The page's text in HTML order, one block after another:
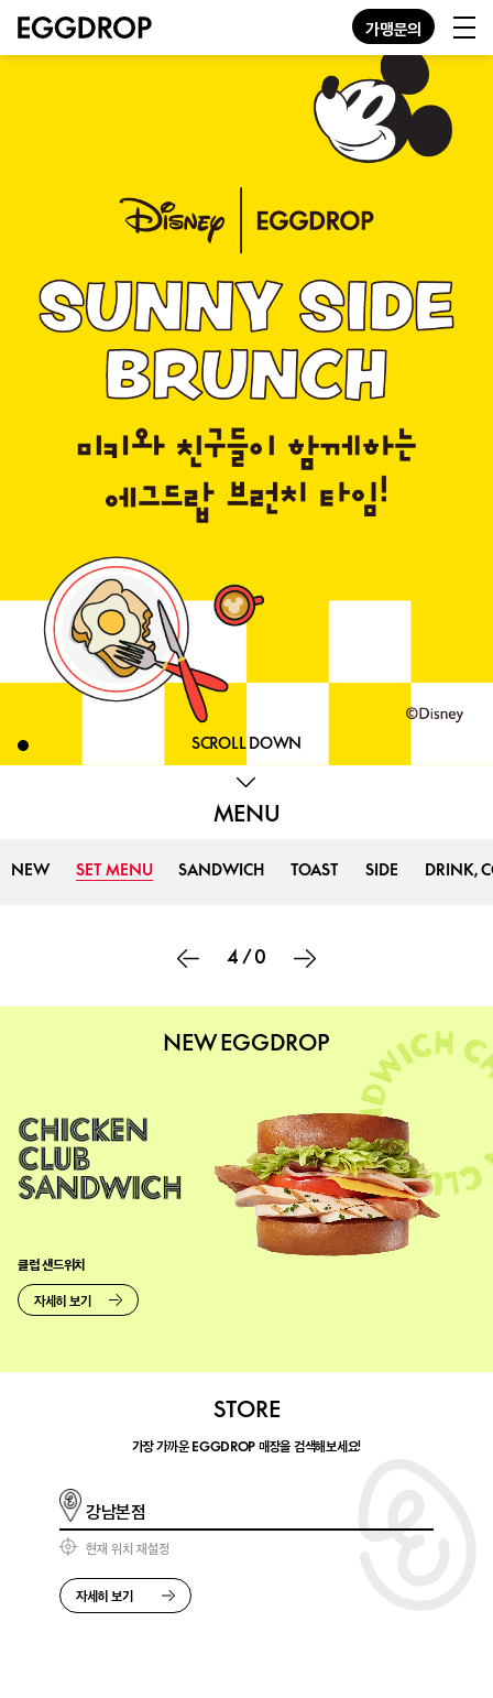
가맹문의
KO EN JP
ABOUT
CONTACT
가맹문의
SCROLL DOWN
MENU
NEW SET MENU SANDWICH TOAST SIDE DRINK,
4 /0
NEW EGGDROP
클럽 샌드위치
자세히 보기
STORE
가장 가까운 EGGDROP 매장을 검색해보세요!
강남본점
현재 위치 재설정
자세히 보기